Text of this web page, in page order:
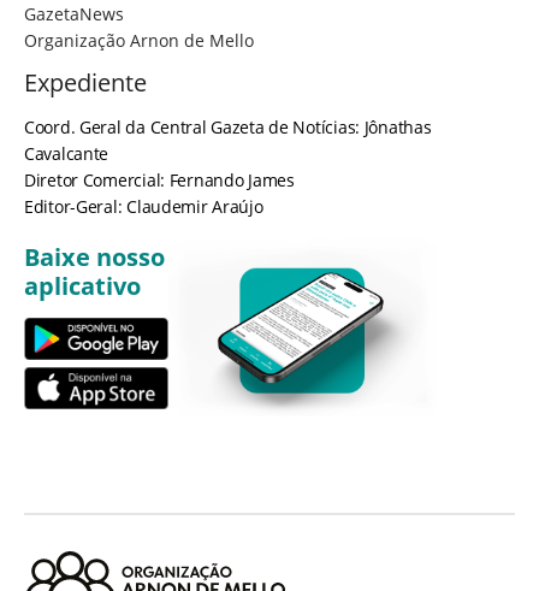
GazetaNews
Organização Arnon de Mello
Expediente
Coord. Geral da Central Gazeta de Notícias: Jônathas
Cavalcante
Diretor Comercial: Fernando James
Editor-Geral: Claudemir Araújo
Baixe nosso
aplicativo